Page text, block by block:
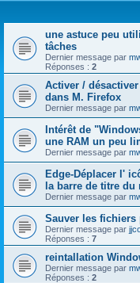
une astuce peu
tâches
Dernier message par
Réponses : 2
Activer /
dans M. Firefox
Dernier message par
Intérêt de
une RAM un peu
Dernier message par
Edge-Déplacer l'
la barre de titre du
Dernier message par
Sauver les fichiers
Dernier message par
Réponses : 7
reintallation
Dernier message par
Réponses : 2